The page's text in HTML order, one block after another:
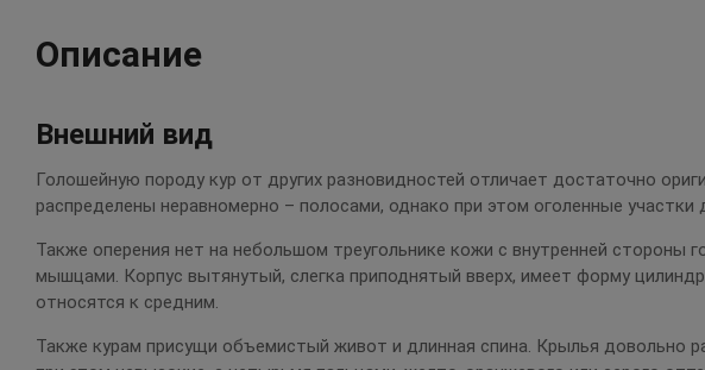
Описание
Внешний вид
Голошейную породу кур от других разновидностей отличает достаточно
распределены неравномерно – полосами, однако при этом оголенные
Также оперения нет на небольшом треугольнике кожи с внутренней стороны
мышцами. Корпус вытянутый, слегка приподнятый вверх, имеет форму
относятся к средним.
Также курам присущи объемистый живот и длинная спина. Крылья довольно